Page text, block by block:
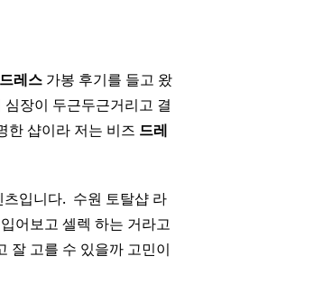
드레스 가봉 후기를 들고 왔
장이 두근두근거리고 결
한 샵이라 저는 비즈 드레
입니다.​ ​ 수원 토탈샵 라
입어보고 셀렉 하는 거라고
잘 고를 수 있을까 고민이